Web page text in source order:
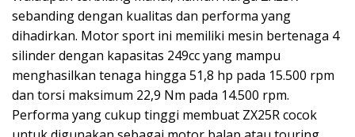
sebanding dengan kualitas dan performa yang
dihadirkan. Motor sport ini memiliki mesin bertenaga 4
silinder dengan kapasitas 249cc yang mampu
menghasilkan tenaga hingga 51,8 hp pada 15.500 rpm
dan torsi maksimum 22,9 Nm pada 14.500 rpm.
Performa yang cukup tinggi membuat ZX25R cocok